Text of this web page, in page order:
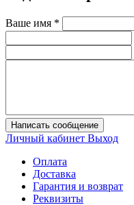
Ваше имя *
Написать сообщение
Личный кабинет Выход
Оплата
Доставка
Гарантия и возврат
Реквизиты